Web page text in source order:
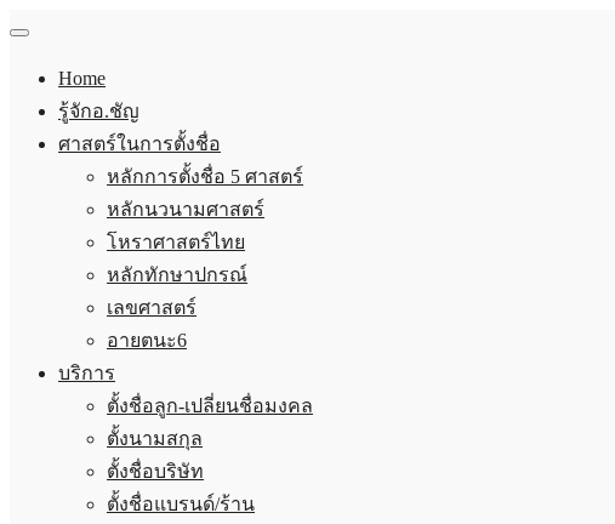
Home
รู้จักอ.ชัญ
ศาสตร์ในการตั้งชื่อ
หลักการตั้งชื่อ 5 ศาสตร์
หลักนวนามศาสตร์
โหราศาสตร์ไทย
หลักทักษาปกรณ์
เลขศาสตร์
อายตนะ6
บริการ
ตั้งชื่อลูก-เปลี่ยนชื่อมงคล
ตั้งนามสกุล
ตั้งชื่อบริษัท
ตั้งชื่อแบรนด์/ร้าน